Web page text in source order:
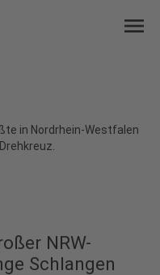
menu
in Nordrhein-Westfalen
NRW-
Schlangen